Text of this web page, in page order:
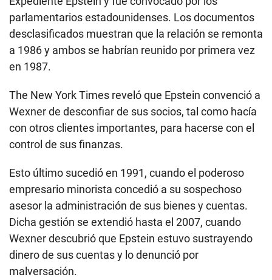
parlamentarios estadounidenses. Los documentos
desclasificados muestran que la relación se remonta
a 1986 y ambos se habrían reunido por primera vez
en 1987.
The New York Times reveló que Epstein convenció a
Wexner de desconfiar de sus socios, tal como hacía
con otros clientes importantes, para hacerse con el
control de sus finanzas.
Esto último sucedió en 1991, cuando el poderoso
empresario minorista concedió a su sospechoso
asesor la administración de sus bienes y cuentas.
Dicha gestión se extendió hasta el 2007, cuando
Wexner descubrió que Epstein estuvo sustrayendo
dinero de sus cuentas y lo denunció por
malversación.